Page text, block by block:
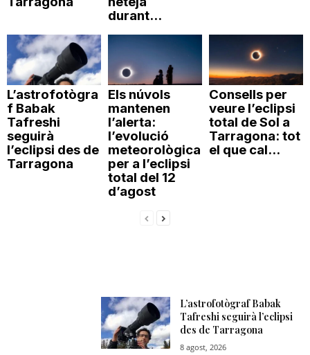
durant...
L’astrofotògra
f Babak
Tafreshi
seguirà
l’eclipsi des de
Tarragona
Els núvols
mantenen
l’alerta:
l’evolució
meteorològica
per a l’eclipsi
total del 12
d’agost
Consells per
veure l’eclipsi
total de Sol a
Tarragona: tot
el que cal...